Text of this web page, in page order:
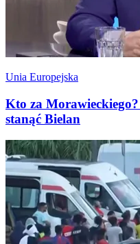
Unia Europejska
Kto za
stanąć Bielan